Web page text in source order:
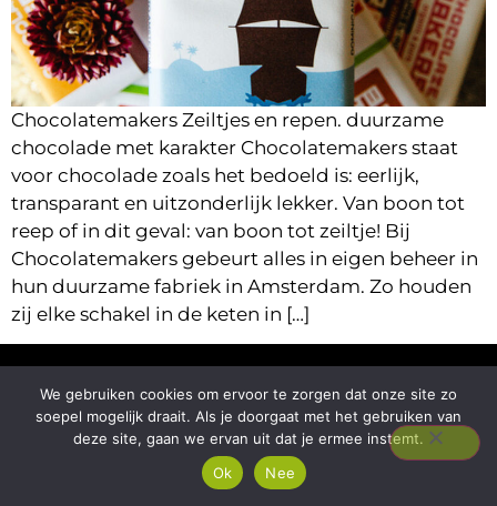
Chocolatemakers Zeiltjes en repen. duurzame
chocolade met karakter Chocolatemakers staat
voor chocolade zoals het bedoeld is: eerlijk,
transparant en uitzonderlijk lekker. Van boon tot
reep of in dit geval: van boon tot zeiltje! Bij
Chocolatemakers gebeurt alles in eigen beheer in
hun duurzame fabriek in Amsterdam. Zo houden
zij elke schakel in de keten in […]
We gebruiken cookies om ervoor te zorgen dat onze site zo
soepel mogelijk draait. Als je doorgaat met het gebruiken van
deze site, gaan we ervan uit dat je ermee instemt.
Ok
Nee